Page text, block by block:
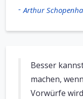
- Arthur
Besser
machen,
Vorwürfe